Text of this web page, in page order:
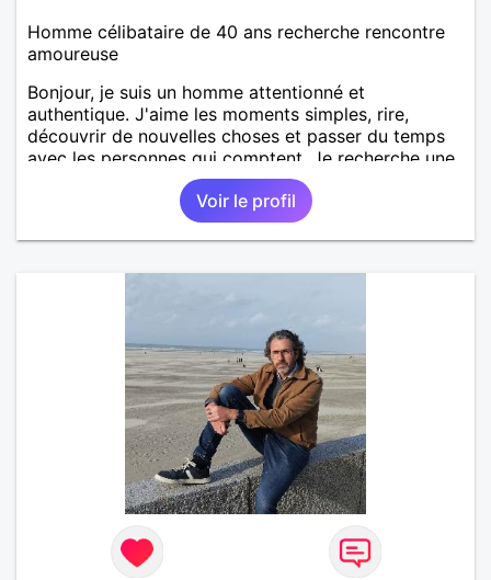
Homme célibataire de 40 ans recherche rencontre
amoureuse
Bonjour, je suis un homme attentionné et
authentique. J'aime les moments simples, rire,
découvrir de nouvelles choses et passer du temps
avec les personnes qui comptent. Je recherche une
relation sérieuse, basée sur le respect, la confiance
et la complicité. Au plaisir de faire connaissance.
Voir le profil